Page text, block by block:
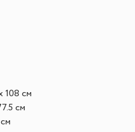
108 см
см